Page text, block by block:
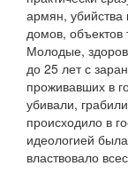
армян,
домов, объектов
Молодые,
до 25 лет с
проживавших в
убивали,
происходило в
идеологией
властвовало